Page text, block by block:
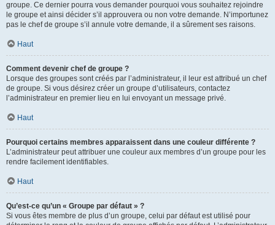
groupe. Ce dernier pourra vous demander pourquoi vous souhaitez rejoindre
le groupe et ainsi décider s’il approuvera ou non votre demande. N’importunez
pas le chef de groupe s’il annule votre demande, il a sûrement ses raisons.
Haut
Comment devenir chef de groupe ?
Lorsque des groupes sont créés par l’administrateur, il leur est attribué un chef
de groupe. Si vous désirez créer un groupe d’utilisateurs, contactez
l’administrateur en premier lieu en lui envoyant un message privé.
Haut
Pourquoi certains membres apparaissent dans une couleur différente ?
L’administrateur peut attribuer une couleur aux membres d’un groupe pour les
rendre facilement identifiables.
Haut
Qu’est-ce qu’un « Groupe par défaut » ?
Si vous êtes membre de plus d’un groupe, celui par défaut est utilisé pour